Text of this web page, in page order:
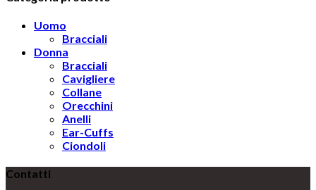
Uomo
Bracciali
Donna
Bracciali
Cavigliere
Collane
Orecchini
Anelli
Ear-Cuffs
Ciondoli
Contatti